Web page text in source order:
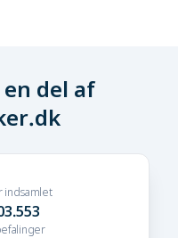
del af
indsamlet